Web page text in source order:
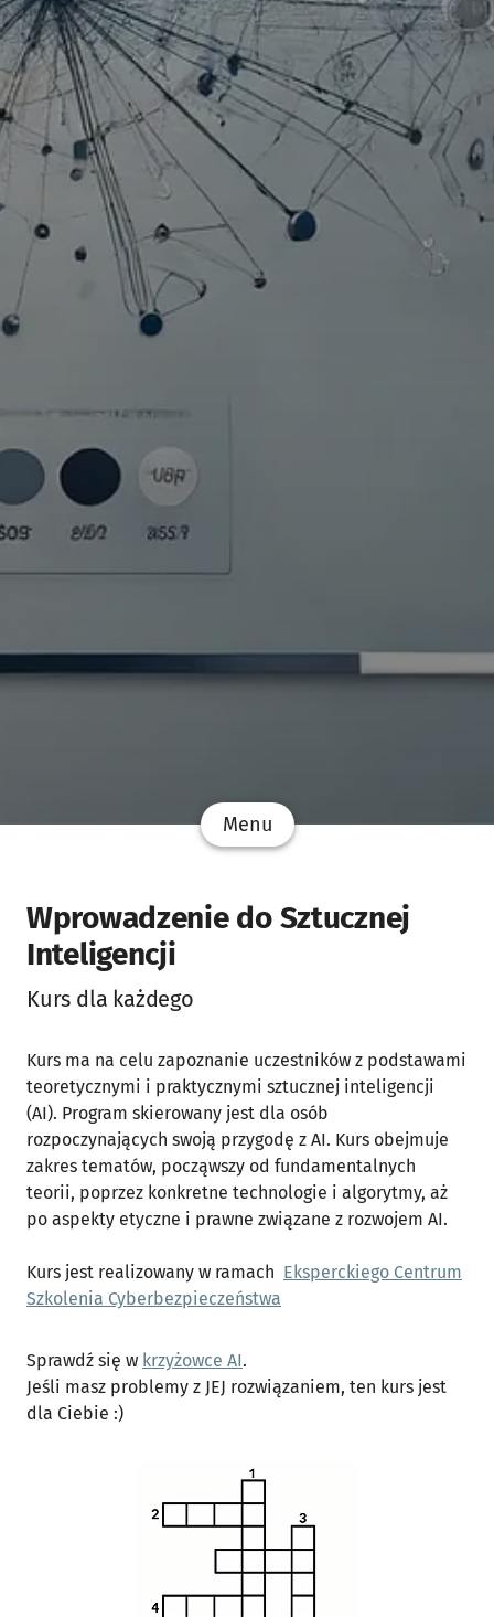
Menu
Wprowadzenie do Sztucznej
Inteligencji
Kurs dla każdego
Kurs ma na celu zapoznanie uczestników z podstawami
teoretycznymi i praktycznymi sztucznej inteligencji
(AI). Program skierowany jest dla osób
rozpoczynających swoją przygodę z AI. Kurs obejmuje
zakres tematów, począwszy od fundamentalnych
teorii, poprzez konkretne technologie i algorytmy, aż
po aspekty etyczne i prawne związane z rozwojem AI.
Kurs jest realizowany w ramach Eksperckiego Centrum
Szkolenia Cyberbezpieczeństwa
Sprawdź się w krzyżowce AI.
Jeśli masz problemy z JEJ rozwiązaniem, ten kurs jest
dla Ciebie :)